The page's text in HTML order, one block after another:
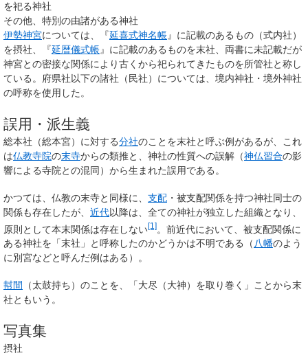
を祀る神社
その他、特別の由諸がある神社
伊勢神宮については、『延喜式神名帳』に記載のあるもの（式内社）
を摂社、『延暦儀式帳』に記載のあるものを末社、両書に未記載だが
神宮との密接な関係により古くから祀られてきたものを所管社と称し
ている。府県社以下の諸社（民社）については、境内神社・境外神社
の呼称を使用した。
誤用・派生義
総本社（総本宮）に対する分社のことを末社と呼ぶ例があるが、これ
は仏教寺院の末寺からの類推と、神社の性質への誤解（神仏習合の影
響による寺院との混同）から生まれた誤用である。
かつては、仏教の末寺と同様に、 支配 ・被支配関係を持つ神社同士の
関係も存在したが、 近代以降は、全ての神社が独立した組織となり、
原則として本末関係は存在しない[1]。前近代において、被支配関係に
ある神社を「末社」と呼称したのかどうかは不明である（八幡のよう
に別宮などと呼んだ例はある）。
幇間
（太鼓持ち）のことを、「大尽（大神）を取り巻く」ことから末
社ともいう。
写真集
摂社